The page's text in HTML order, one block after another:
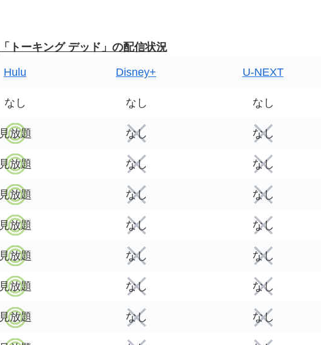
「トーキング デッド」の配信状況
Hulu Disney+ U-NEXT
なし なし なし
見放題 なし なし
見放題 なし なし
見放題 なし なし
見放題 なし なし
見放題 なし なし
見放題 なし なし
見放題 なし なし